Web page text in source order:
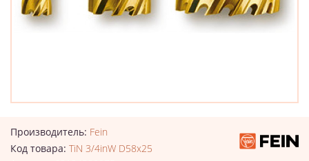
Производитель: Fein
Код товара: TiN 3/4inW D58x25